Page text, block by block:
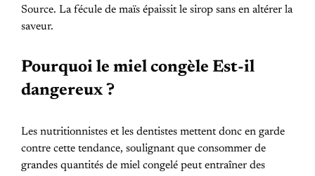
Source. La fécule de maïs épaissit le sirop sans en altérer la
saveur.
Pourquoi le miel congèle Est-il
dangereux ?
Les nutritionnistes et les dentistes mettent donc en garde
contre cette tendance, soulignant que consommer de
grandes quantités de miel congelé peut entraîner des